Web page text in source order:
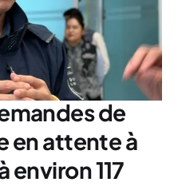
de
en attente à
environ 117